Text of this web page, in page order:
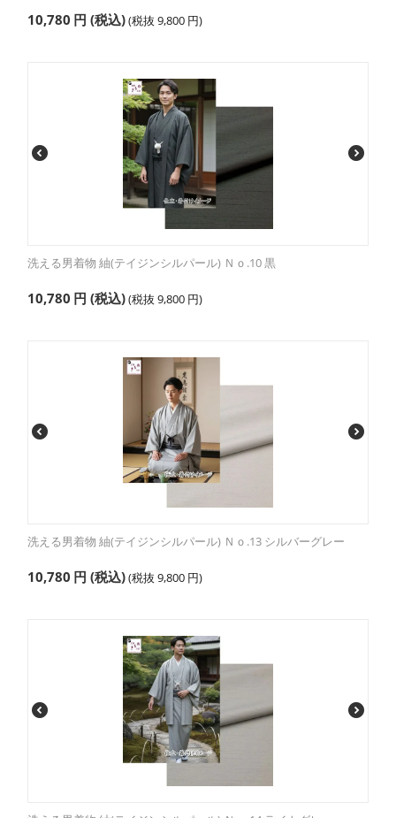
10,780 円 (税込)(税抜 9,800 円)
洗える男着物 紬(テイジンシルパール) Ｎｏ.10 黒
10,780 円 (税込)(税抜 9,800 円)
洗える男着物 紬(テイジンシルパール) Ｎｏ.13 シルバーグレー
10,780 円 (税込)(税抜 9,800 円)